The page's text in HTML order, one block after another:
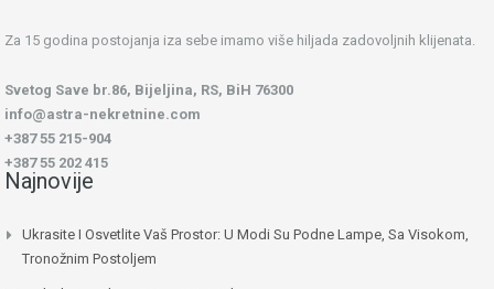
Za 15 godina postojanja iza sebe imamo više hiljada zadovoljnih klijenata.
Svetog Save br.86, Bijeljina, RS, BiH 76300
info@astra-nekretnine.com
+387 55 215-904
+387 55 202 415
Najnovije
Ukrasite I Osvetlite Vaš Prostor: U Modi Su Podne Lampe, Sa Visokom,
Tronožnim Postoljem